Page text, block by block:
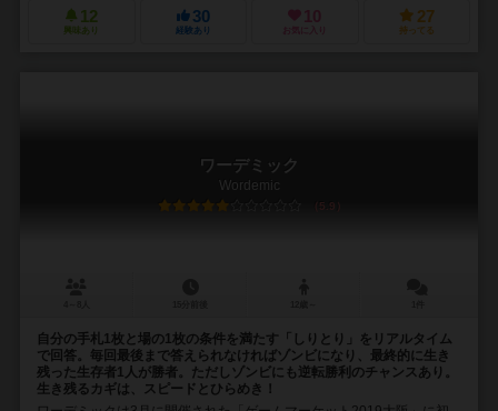
12
興味あり
30
経験あり
10
お気に入り
27
持ってる
ワーデミック
Wordemic
5.9
自分の手札1枚と場の1枚の条件を満たす「しりとり」をリアルタイム
で回答。毎回最後まで答えられなければゾンビになり、最終的に生き
残った生存者1人が勝者。ただしゾンビにも逆転勝利のチャンスあり。
生き残るカギは、スピードとひらめき！